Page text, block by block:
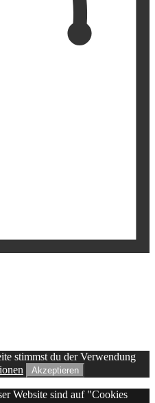
stimmst du der Verwendung
Akzeptieren
Website sind auf "Cookies